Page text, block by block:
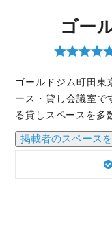
ゴー
ゴールドジム町田東
ース・貸し会議室で
る貸しスペースを多
掲載者のスペース